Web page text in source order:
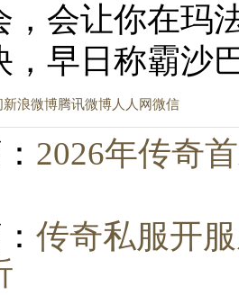
，会让你在玛
，早日称霸沙
新浪微博腾讯微博人人网微信
2026年传奇
传奇私服开